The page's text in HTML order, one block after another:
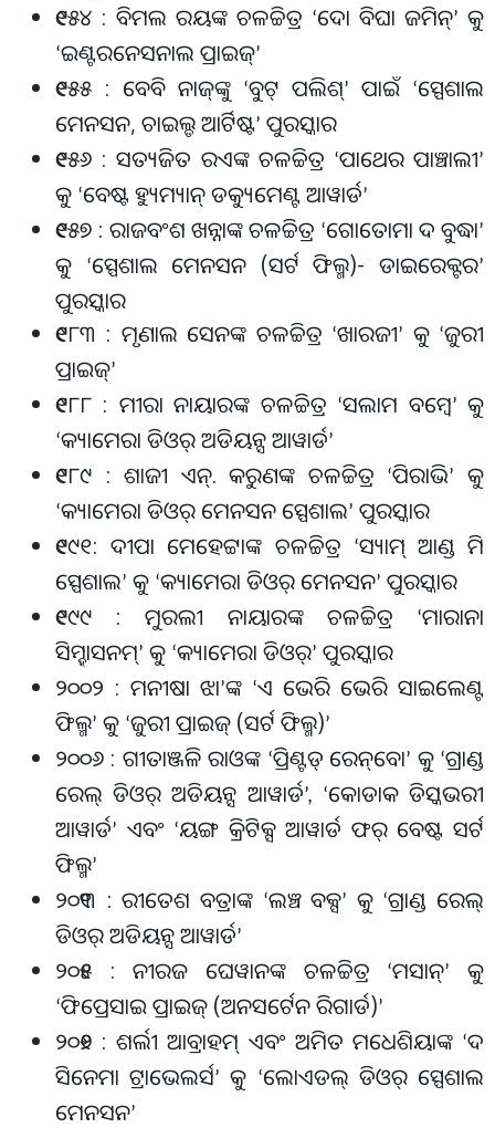
୧୯୫୪ : ବିମଲ ରୟଙ୍କ ଚଳଚ୍ଚିତ୍ର ‘ଦୋ ବିଘା ଜମିନ୍’ କୁ
‘ଇଣ୍ଟରନେସନାଲ ପ୍ରାଇଜ୍’
୧୯୫୫ : ବେବି ନାଜ୍ଙ୍କୁ ‘ବୁଟ୍ ପଲିଶ୍’ ପାଇଁ ‘ସ୍ପେଶାଲ
ମେନସନ, ଚାଇଲ୍ଡ ଆର୍ଟିଷ୍ଟ’ ପୁରସ୍କାର
୧୯୫୬ : ସତ୍ୟଜିତ ରଏଙ୍କ ଚଳଚ୍ଚିତ୍ର ‘ପାଥେର ପାଞ୍ଚାଲୀ’
କୁ ‘ବେଷ୍ଟ ହ୍ୟୁମ୍ୟାନ୍ ଡକ୍ୟୁମେଣ୍ଟ ଆୱାର୍ଡ’
୧୯୫୭ : ରାଜବଂଶ ଖନ୍ନାଙ୍କ ଚଳଚ୍ଚିତ୍ର ‘ଗୋତୋମା ଦ ବୁଦ୍ଧା’
କୁ ‘ସ୍ପେଶାଲ ମେନସନ (ସର୍ଟ ଫିଲ୍ମ)- ଡାଇରେକ୍ଟର’
ପୁରସ୍କାର
୧୯୮୩ : ମୃଣାଲ ସେନଙ୍କ ଚଳଚ୍ଚିତ୍ର ‘ଖାରଜୀ’ କୁ ‘ଜୁରୀ
ପ୍ରାଇଜ୍’
୧୯୮୮ : ମୀରା ନାୟାରଙ୍କ ଚଳଚ୍ଚିତ୍ର ‘ସଲାମ ବମ୍ବେ’କୁ
‘କ୍ୟାମେରା ଡିଓର୍ ଅଡିୟନ୍ସ ଆୱାର୍ଡ’
୧୯୮୯ : ଶାଜୀ ଏନ୍. କରୁଣଙ୍କ ଚଳଚ୍ଚିତ୍ର ‘ପିରାଭି’କୁ
‘କ୍ୟାମେରା ଡିଓର୍ ମେନସନ ସ୍ପେଶାଲ’ ପୁରସ୍କାର
୧୯୯୧ : ଦୀପା ମେହେଟ୍ଟାଙ୍କ ଚଳଚ୍ଚିତ୍ର
‘ସ୍ୟାମ୍ ଆଣ୍ଡ ମି
ସ୍ପେଶାଲ’ କୁ ‘କ୍ୟାମେରା ଡିଓର୍ ମେନସନ’ ପୁରସ୍କାର
୧୯୯୯ : ମୁରଲୀ ନାୟାରଙ୍କ ଚଳଚ୍ଚିତ୍ର
‘ମାରାନା
ସିମ୍ହାସନମ୍’ କୁ ‘କ୍ୟାମେରା ଡିଓର୍’ ପୁରସ୍କାର
୨୦୦୨ : ମନୀଷା ଝା’ଙ୍କ ‘ଏ ଭେରି ଭେରି ସାଇଲେଣ୍ଟ
ଫିଲ୍ମ’ କୁ ‘ଜୁରୀ ପ୍ରାଇଜ୍ (ସର୍ଟ ଫିଲ୍ମ)’
୨୦୦୬ : ଗୀତାଞ୍ଜଳି ରାଓଙ୍କ ‘ପ୍ରିଣ୍ଟଡ୍ ରେନ୍ବୋ’ କୁ ‘ଗ୍ରାଣ୍ଡ
ରେଲ୍ ଡିଓର୍ ଅଡିୟନ୍ସ ଆୱାର୍ଡ’, ‘କୋଡାକ ଡିସ୍କଭରୀ
ଆୱାର୍ଡ’ ଏବଂ ‘ୟଙ୍ଗ କ୍ରିଟିକ୍ସ ଆୱାର୍ଡ ଫର୍ ବେଷ୍ଟ ସର୍ଟ
ଫିଲ୍ମ’
୨୦୧୩ : ରୀତେଶ ବତ୍ରାଙ୍କ ‘ଲଞ୍ଚ ବକ୍ସ’ କୁ ‘ଗ୍ରାଣ୍ଡ ରେଲ୍
ଡିଓର୍ ଅଡିୟନ୍ସ ଆୱାର୍ଡ’
୨୦୧୫ : ନୀରଜ ଘେୱାନଙ୍କ ଚଳଚ୍ଚିତ୍ର ‘ମସାନ୍’କୁ
‘ଫିପ୍ରେସାଇ ପ୍ରାଇଜ୍ (ଅନସର୍ଟେନ ରିଗାର୍ଡ)’
୨୦୧୬ : ଶର୍ଲୀ ଆବ୍ରାହମ୍ ଏବଂ ଅମିତ ମଧେଶିୟାଙ୍କ ‘ଦ
ସିନେମା ଟ୍ରାଭେଲର୍ସ’କୁ ‘ଲୋଏଡଲ୍ ଡିଓର୍ ସ୍ପେଶାଲ
ମେନସନ’